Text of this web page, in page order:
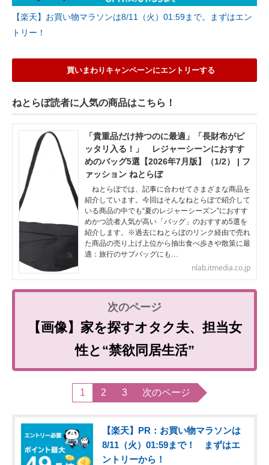
【楽天】お買い物マラソンは8/11（火）01:59まで。まずはエン
トリー！
買いまわりキャンペーンにエントリーする
ねとらぼ読者に人気の商品はこちら！
「貴重品だけ持つのに最適」「長財布がピ
ッタリ入る！」 レジャーシーンにおすす
めのバッグ5選【2026年7月版】（1/2） | フ
ァッション ねとらぼ
ねとらぼでは、記事に合わせてさまざまな商品を
紹介しています。今回はそんなねとらぼで紹介して
いる商品の中でも“夏のレジャーシーズン”におすす
めかつ読者人気が高い「バッグ」のおすすめ5選を
紹介します。※過去にねとらぼのリンク経由で売れ
た商品の売り上げ上位から抽出食べ歩きや散策に最
適：旅行のサブバッグにも…
nlab.itmedia.co.jp
【画像】家を探すオタク夫、担当女
性と“禁欲同居生活”
1 2 3 次のページ
【楽天】PR：お買い物マラソンは
8/11（火）01:59まで！ まずはエ
ントリーから！